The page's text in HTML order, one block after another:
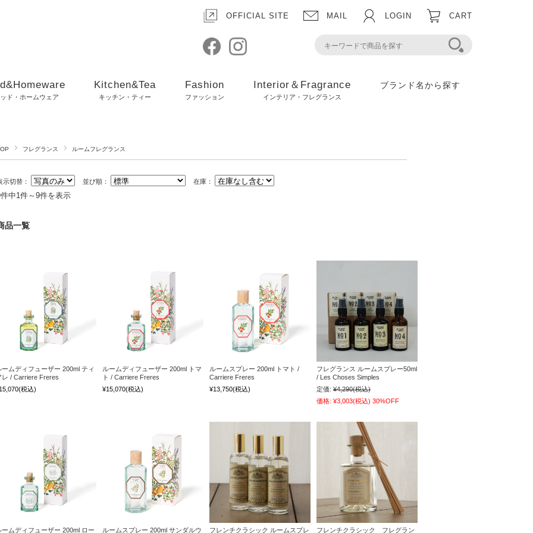
OFFICIAL SITE MAIL LOGIN CART
ド・ホームウェア
Kitchen&Tea
キッチン・ティー
Fashion
ファッション
Interior＆Fragrance
インテリア・フレグランス
ブランド名から探す
フレグランス ルームフレグランス
示切替： 並び順： 在庫：
中1件～9件を表示
品一覧
ームディフューザー 200ml ティ
レ / Carriere Freres
(税込)
ルームディフューザー 200ml トマ
ト / Carriere Freres
¥15,070(税込)
ルームスプレー 200ml トマト /
Carriere Freres
¥13,750(税込)
フレグランス ルームスプレー50ml
/ Les Choses Simples
定価: ¥4,290(税込)
価格: ¥3,003(税込) 30%OFF
ームディフューザー 200ml ロー ルームスプレー 200ml サンダルウ フレンチクラシック ルームスプレ フレンチクラシック フレグラン